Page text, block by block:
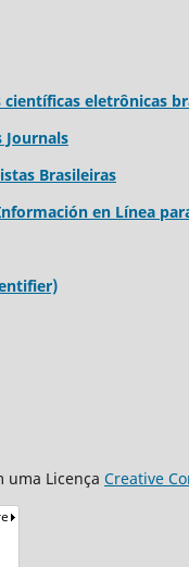
eletrônicas
Journals
Brasileiras
en Línea
uma Licença Creative